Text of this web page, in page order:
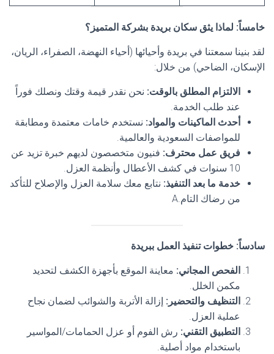
خامساً: لماذا يثق سكان بريدة بشركة المتميز؟
لقد بنينا سمعتنا في بريدة وأحيائها (أحياء النهضة، الصفراء، الريان،
الإسكان، الضاحي) من خلال:
الالتزام المطلق بالوقت: نحن نقدر قيمة وقتك ونصلك فوراً
عند طلب الخدمة.
أحدث الماكينات والمواد: نستخدم خامات معتمدة ومطابقة
للمواصفات السعودية والعالمية.
فريق عمل محترف: فنيون متخصصون لديهم خبرة تزيد عن
10 سنوات في كشف الأعطال وأنظمة العزل.
خدمة ما بعد التنفيذ: نتابع معك سلامة العزل والإصلاح للتأكد
من رضاك التام.A
سادساً: خطوات تنفيذ العمل ببريدة
الفحص المجاني: معاينة الموقع بأجهزة الكشف لتحديد
مكمن الخلل.
التنظيف والتحضير : إزالة الأتربة والشوائب لضمان نجاح
عملية العزل.
التطبيق التقني: رش الفوم أو عزل الحمامات/المواسير
باستخدام مواد أصلية.